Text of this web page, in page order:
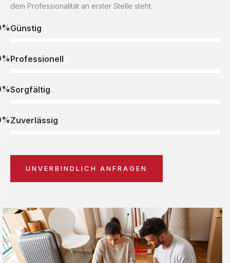
dem Professionalität an erster Stelle steht.
Günstig
Professionell
Sorgfältig
Zuverlässig
UNVERBINDLICH ANFRAGEN